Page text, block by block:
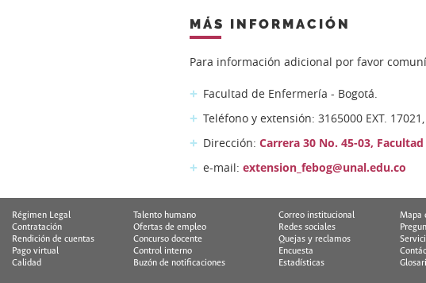
MÁS INFORMACIÓN
Para información adicional por favor
Facultad de Enfermería - Bogotá.
Teléfono y extensión: 3165000 EXT.
Dirección: Carrera 30 No. 45-03,
e-mail: extension_febog@unal.edu.co
Régimen Legal
Talento humano
Contratación
Ofertas de empleo
Rendición de cuentas
Concurso docente
Pago virtual
Control interno
Calidad
Buzón de notificaciones
Correo institucional
Mapa
Redes sociales
Quejas y reclamos
Encuesta
Estadísticas